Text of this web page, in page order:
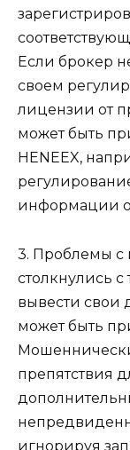
Если брокер
своем
лицензии от
может быть
HENEEX,
информации о
3. Проблемы с
столкнулись
вывести свои
может быть
препятствия
игнорируя